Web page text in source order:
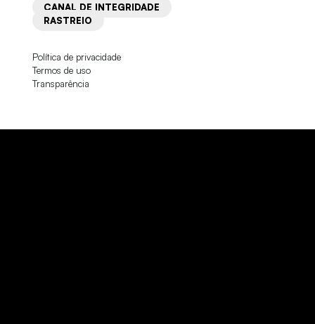
CANAL DE INTEGRIDADE
RASTREIO
Política de privacidade
Termos de uso
Transparência